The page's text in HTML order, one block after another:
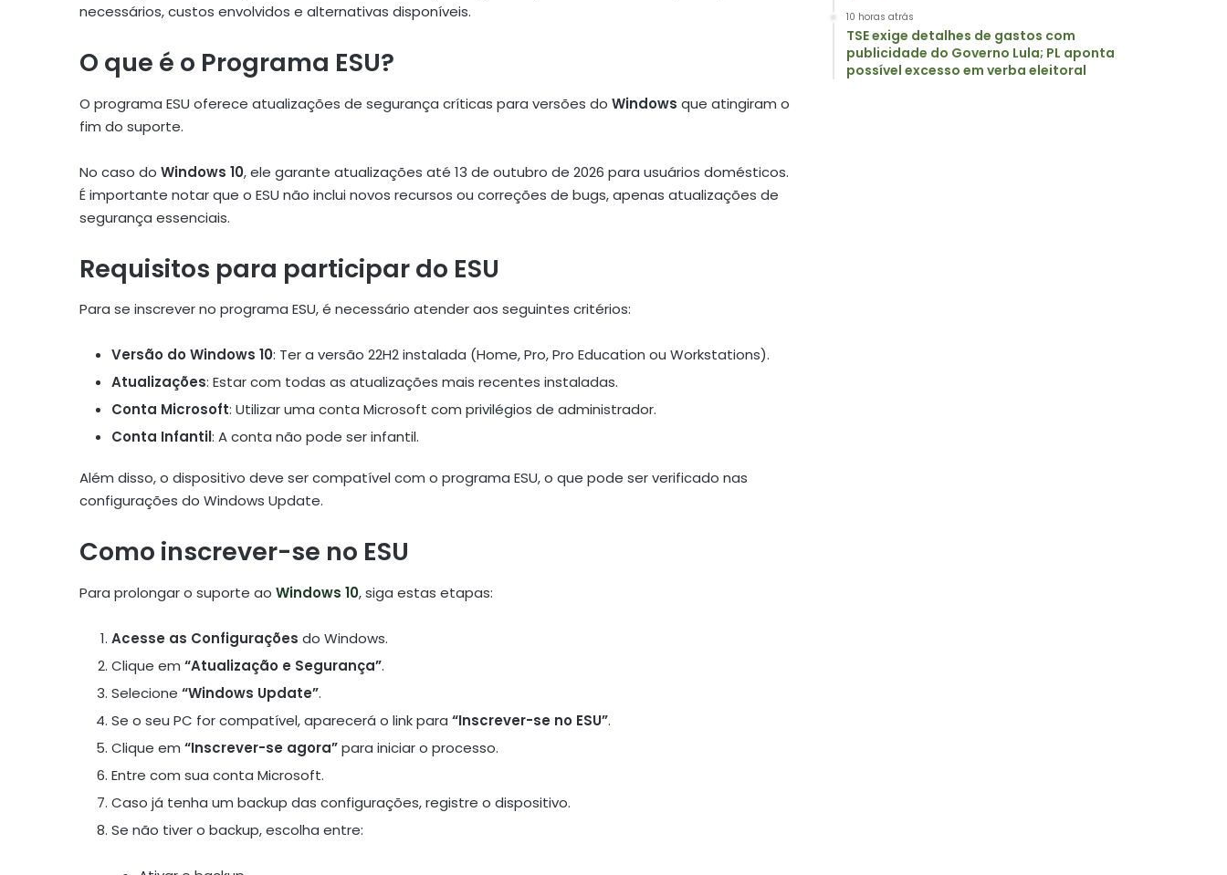
necessários, custos envolvidos e alternativas disponíveis.
O que é o Programa ESU?
O programa ESU oferece atualizações de segurança críticas para versões do Windows que atingiram o
fim do suporte.
No caso do Windows 10, ele garante atualizações até 13 de outubro de 2026 para usuários domésticos.
É importante notar que o ESU não inclui novos recursos ou correções de bugs, apenas atualizações de
segurança essenciais.
Requisitos para participar do ESU
Para se inscrever no programa ESU, é necessário atender aos seguintes critérios:
Versão do Windows 10: Ter a versão 22H2 instalada (Home, Pro, Pro Education ou Workstations).
Atualizações: Estar com todas as atualizações mais recentes instaladas.
Conta Microsoft: Utilizar uma conta Microsoft com privilégios de administrador.
Conta Infantil: A conta não pode ser infantil.
Além disso, o dispositivo deve ser compatível com o programa ESU, o que pode ser verificado nas
configurações do Windows Update.
Como inscrever-se no ESU
Para prolongar o suporte ao Windows 10, siga estas etapas:
Acesse as Configurações do Windows.
Clique em “Atualização e Segurança”.
Selecione “Windows Update”.
Se o seu PC for compatível, aparecerá o link para “Inscrever-se no ESU”.
Clique em “Inscrever-se agora”para iniciar o processo.
Entre com sua conta Microsoft.
Caso já tenha um backup das configurações, registre o dispositivo.
Se não tiver o backup, escolha entre:
10 horas atrás
TSE exige detalhes de gastos com
publicidade do Governo Lula; PL aponta
possível excesso em verba eleitoral